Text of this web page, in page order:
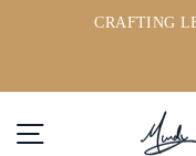
CRAFTING